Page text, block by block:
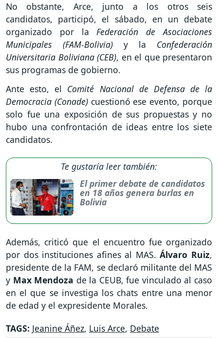
No obstante, Arce, junto a los otros seis
candidatos, participó, el sábado, en un debate
organizado por laFederación de Asociaciones
Municipales (FAM-Bolivia) y la Confederación
Universitaria Boliviana (CEB), en el que presentaron
sus programas de gobierno.
Ante esto, el Comité Nacional de Defensa de la
Democracia (Conade) cuestionó ese evento, porque
solo fue una exposición de sus propuestas y no
hubo una confrontación de ideas entre los siete
candidatos.
Te gustaría leer también:
El primer debate de candidatos
en 18 años genera burlas en
Bolivia
Además, criticó que el encuentro fue organizado
por dos instituciones afines al MAS.Álvaro Ruiz,
presidente de la FAM, se declaró militante del MAS
y Max Mendoza de la CEUB, fue vinculado al caso
en el que se investiga los chats entre una menor
de edad y el expresidente Morales.
TAGS: Jeanine Áñez, Luis Arce, Debate